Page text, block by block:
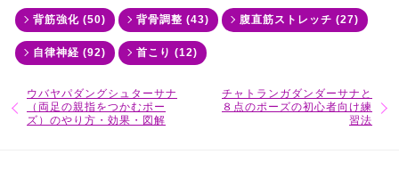
背筋強化 (50) 背骨調整 (43) 腹直筋ストレッチ (27)
自律神経 (92) 首こり (12)
ウバヤパダングシュターサナ
（両足の親指をつかむポー
ズ）のやり方・効果・図解
チャトランガダンダーサナと
８点のポーズの初心者向け練
習法